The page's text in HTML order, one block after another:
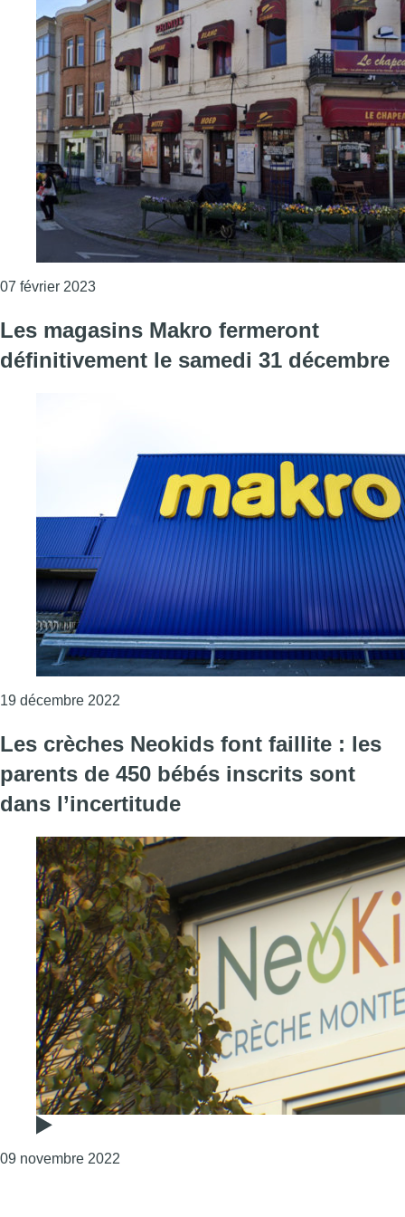
07 février 2023Consulter l'article "Anderlecht : le Chapeau
Les magasins Makro fermeront
définitivement le samedi 31 décembre
19 décembre 2022
Les crèches Neokids font faillite : les
parents de 450 bébés inscrits sont
dans l’incertitude
09 novembre 2022